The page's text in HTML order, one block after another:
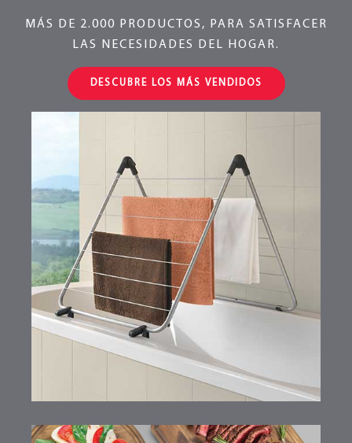
MÁS DE 2.000 PRODUCTOS, PARA SATISFACER
LAS NECESIDADES DEL HOGAR.
DESCUBRE LOS MÁS VENDIDOS
Nevis